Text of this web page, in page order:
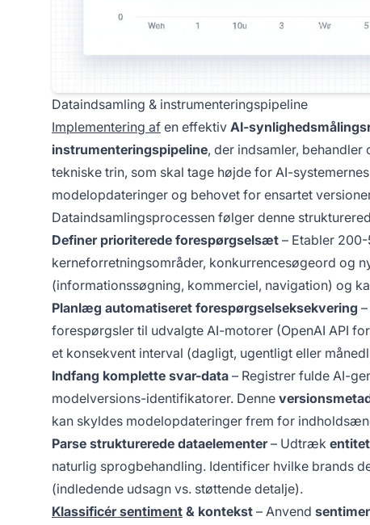
Dataindsamling & instrumenteringspipeline
Implementering af en effektiv AI-
instrumenteringspipeline, der indsamler,
tekniske trin, som skal tage højde for AI-
modelopdateringer og behovet for ensartet
Dataindsamlingsprocessen følger denne
Definer prioriterede forespørgselsæt – Etabler
kerneforretningsområder, konkurrencesøgeord og
(informationssøgning, kommerciel, navigation) og
Planlæg automatiseret forespørgselseksekvering
forespørgsler til udvalgte AI-motorer (OpenAI API
et konsekvent interval (dagligt, ugentligt eller
Indfang komplette svar-data – Registrer fulde AI-
modelversions-identifikatorer. Denne
kan skyldes modelopdateringer frem for
Parse strukturerede dataelementer– Udtræk
naturlig sprogbehandling. Identificer hvilke brands
(indledende udsagn vs. støttende detalje).
Klassificér sentiment & kontekst – Anvend